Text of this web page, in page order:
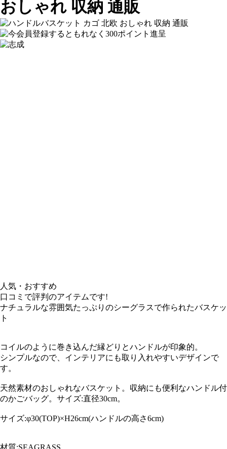
おしゃれ 収納 通販
人気・おすすめ
口コミで評判のアイテムです!
ナチュラルな雰囲気たっぷりのシーグラスで作られたバスケッ
ト
コイルのように巻き込んだ縁どりとハンドルが印象的。
シンプルなので、インテリアにも取り入れやすいデザインで
す。
天然素材のおしゃれなバスケット。収納にも便利なハンドル付
のかごバッグ。サイズ:直径30cm。
サイズ:φ30(TOP)×H26cm(ハンドルの高さ6cm)
材質:SEAGRASS